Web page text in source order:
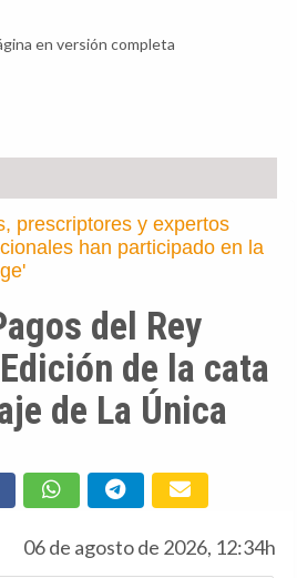
en versión completa
prescriptores y expertos
han participado en la
del Rey
de la cata
de La Única
06 de agosto de 2026, 12:34h